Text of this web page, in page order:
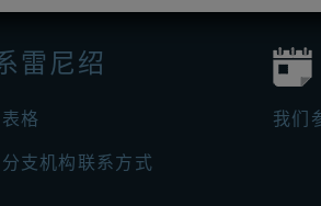
雷尼绍
格
支机构联系方式
我们